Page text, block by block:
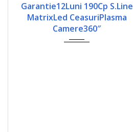
Garantie12Luni 190Cp S.Line
MatrixLed CeasuriPlasma
Camere360″